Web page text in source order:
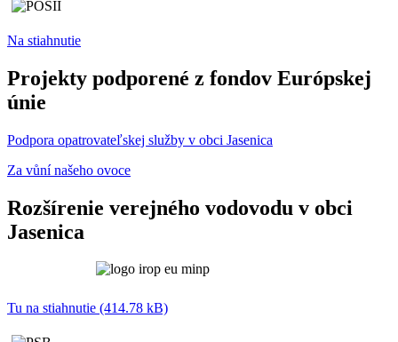
Na stiahnutie
Projekty podporené z fondov Európskej
únie
Podpora opatrovateľskej služby v obci Jasenica
Za vůní našeho ovoce
Rozšírenie verejného vodovodu v obci
Jasenica
Tu na stiahnutie (414.78 kB)